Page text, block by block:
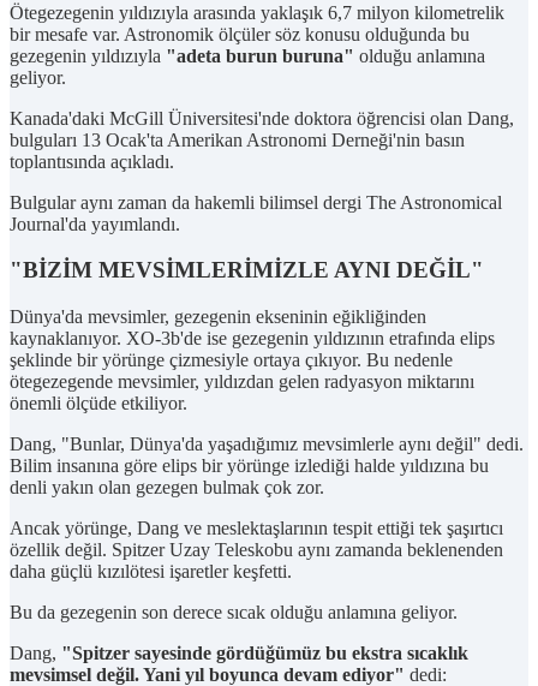
Ötegezegenin yıldızıyla arasında yaklaşık 6,7 milyon kilometrelik
bir mesafe var. Astronomik ölçüler söz konusu olduğunda bu
gezegenin yıldızıyla "adeta burun buruna" olduğu anlamına
geliyor.
Kanada'daki McGill Üniversitesi'nde doktora öğrencisi olan Dang,
bulguları 13 Ocak'ta Amerikan Astronomi Derneği'nin basın
toplantısında açıkladı.
Bulgular aynı zaman da hakemli bilimsel dergi The Astronomical
Journal'da yayımlandı.
"BİZİM MEVSİMLERİMİZLE AYNI DEĞİL"
Dünya'da mevsimler, gezegenin ekseninin eğikliğinden
kaynaklanıyor. XO-3b'de ise gezegenin yıldızının etrafında elips
şeklinde bir yörünge çizmesiyle ortaya çıkıyor. Bu nedenle
ötegezegende mevsimler, yıldızdan gelen radyasyon miktarını
önemli ölçüde etkiliyor.
Dang, "Bunlar, Dünya'da yaşadığımız mevsimlerle aynı değil" dedi.
Bilim insanına göre elips bir yörünge izlediği halde yıldızına bu
denli yakın olan gezegen bulmak çok zor.
Ancak yörünge, Dang ve meslektaşlarının tespit ettiği tek şaşırtıcı
özellik değil. Spitzer Uzay Teleskobu aynı zamanda beklenenden
daha güçlü kızılötesi işaretler keşfetti.
Bu da gezegenin son derece sıcak olduğu anlamına geliyor.
Dang, "Spitzer sayesinde gördüğümüz bu ekstra sıcaklık
mevsimsel değil. Yani yıl boyunca devam ediyor" dedi: